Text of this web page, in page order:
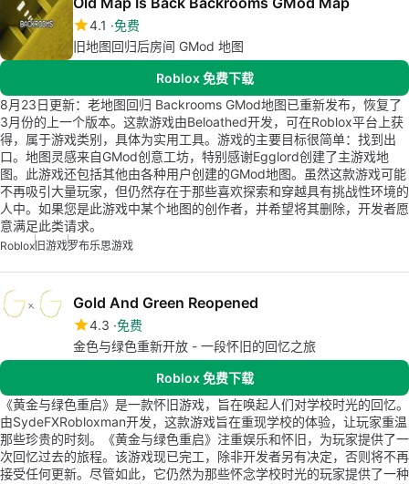
4.1 免费
旧地图回归后房间 GMod 地图
Roblox 免费下载
8月23日更新：老地图回归 Backrooms GMod地图已重新发布，恢复了
3月份的上一个版本。这款游戏由Beloathed开发，可在Roblox平台上获
得，属于游戏类别，具体为实用工具。游戏的主要目标很简单：找到出
口。地图灵感来自GMod创意工坊，特别感谢Egglord创建了主游戏地
图。此游戏还包括其他由各种用户创建的GMod地图。虽然这款游戏可能
不再吸引大量玩家，但仍然存在于那些喜欢探索和穿越具有挑战性环境的
人中。如果您是此游戏中某个地图的创作者，并希望将其删除，开发者愿
意满足此类请求。
Roblox旧游戏罗布乐思游戏
Gold And Green Reopened
4.3 免费
金色与绿色重新开放 - 一段怀旧的回忆之旅
Roblox 免费下载
《黄金与绿色重启》是一款怀旧游戏，旨在唤起人们对学校时光的回忆。
由SydeFXRobloxman开发，这款游戏旨在重现学校的体验，让玩家重温
那些珍贵的时刻。《黄金与绿色重启》注重娱乐和怀旧，为玩家提供了一
次回忆过去的旅程。该游戏现已完工，除非开发者另有决定，否则将不再
接受任何更新。尽管如此，它仍然为那些怀念学校时光的玩家提供了一种